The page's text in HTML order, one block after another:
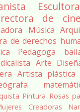
Escultora
de cine
Música
de derechos
Pedagoga
Arte
Artista plástica
Pintura Rosas
Creadoras